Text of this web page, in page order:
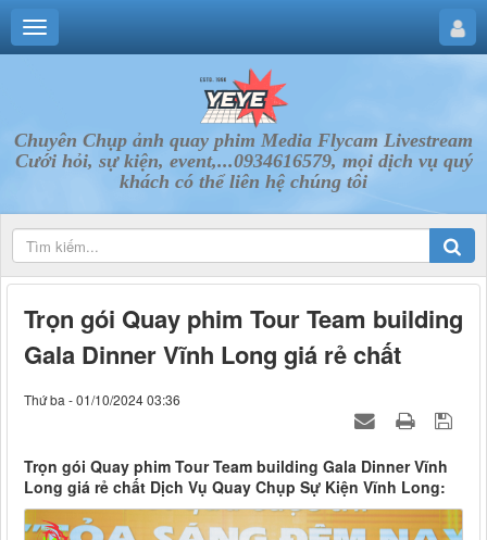
Chuyên Chụp ảnh quay phim Media Flycam Livestream
Cưới hỏi, sự kiện, event,...0934616579, mọi dịch vụ quý
khách có thể liên hệ chúng tôi
Trọn gói Quay phim Tour Team building
Gala Dinner Vĩnh Long giá rẻ chất
Thứ ba - 01/10/2024 03:36
Trọn gói Quay phim Tour Team building Gala Dinner Vĩnh
Long giá rẻ chất Dịch Vụ Quay Chụp Sự Kiện Vĩnh Long: